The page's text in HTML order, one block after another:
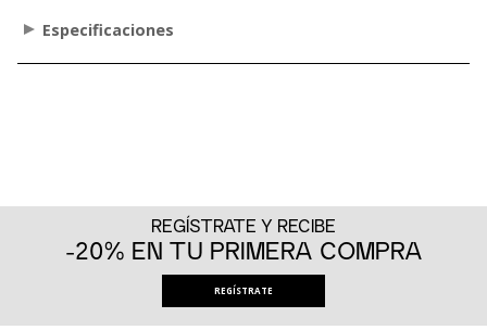
Especificaciones
REGÍSTRATE Y RECIBE
-20% EN TU PRIMERA COMPRA
REGÍSTRATE